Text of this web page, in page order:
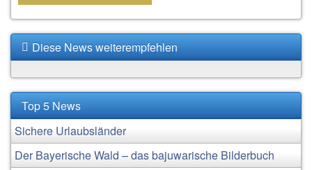
Diese News weiterempfehlen
Top 5 News
Sichere Urlaubsländer
Der Bayerische Wald – das bajuwarische Bilderbuch